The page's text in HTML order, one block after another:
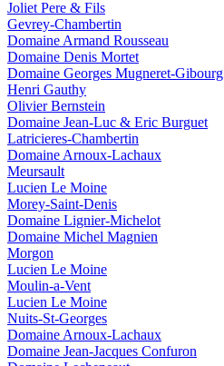
Joliet Pere & Fils
Gevrey-Chambertin
Domaine Armand Rousseau
Domaine Denis Mortet
Domaine Georges Mugneret-Gibourg
Henri Gauthy
Olivier Bernstein
Domaine Jean-Luc & Eric Burguet
Latricieres-Chambertin
Domaine Arnoux-Lachaux
Meursault
Lucien Le Moine
Morey-Saint-Denis
Domaine Lignier-Michelot
Domaine Michel Magnien
Morgon
Lucien Le Moine
Moulin-a-Vent
Lucien Le Moine
Nuits-St-Georges
Domaine Arnoux-Lachaux
Domaine Jean-Jacques Confuron